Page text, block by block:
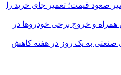
صعود قیمت؛ تعمیر جای خرید را
و خروج برخی خودروها در
به یک روز در هفته کاهش